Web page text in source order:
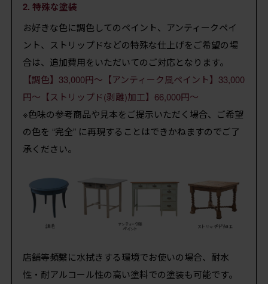
2. 特殊な塗装
お好きな色に調色してのペイント、アンティークペイ
ント、ストリップドなどの特殊な仕上げをご希望の場
合は、追加費用をいただいてのご対応となります。
【調色】33,000円～【アンティーク風ペイント】33,000
円～【ストリップド(剥離)加工】66,000円～
※色味の参考商品や見本をご提示いただく場合、ご希望
の色を “完全” に再現することはできかねますのでご了
承ください。
店舗等頻繫に水拭きする環境でお使いの場合、耐水
性・耐アルコール性の高い塗料での塗装も可能です。